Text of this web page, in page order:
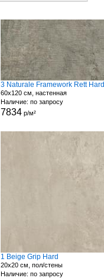
3 Naturale Framework Rett Hard
60x120 см, настенная
Наличие: по запросу
7834р/м²
1 Beige Grip Hard
20x20 см, пол/стены
Наличие: по запросу